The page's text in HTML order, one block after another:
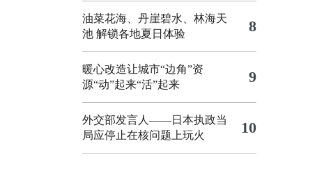
油菜花海、丹崖碧水、林海天
池 解锁各地夏日体验
8
暖心改造让城市“边角”资
源“动”起来“活”起来
9
外交部发言人——日本执政当
局应停止在核问题上玩火
10